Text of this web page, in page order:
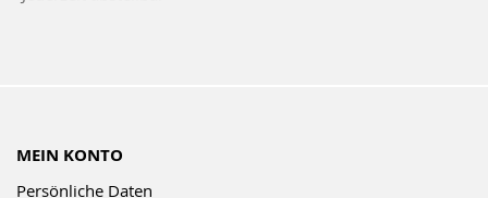
MEIN KONTO
Persönliche Daten